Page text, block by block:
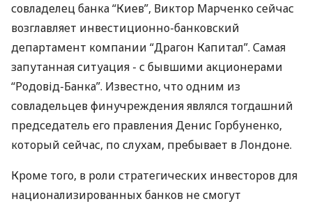
совладелец банка “Киев”, Виктор Марченко сейчас
возглавляет инвестиционно-банковский
департамент компании “Драгон Капитал”. Самая
запутанная ситуация - с бывшими акционерами
“Родовід-Банка”. Известно, что одним из
совладельцев финучреждения являлся тогдашний
председатель его правления Денис Горбуненко,
который сейчас, по слухам, пребывает в Лондоне.
Кроме того, в роли стратегических инвесторов для
национализированных банков не смогут